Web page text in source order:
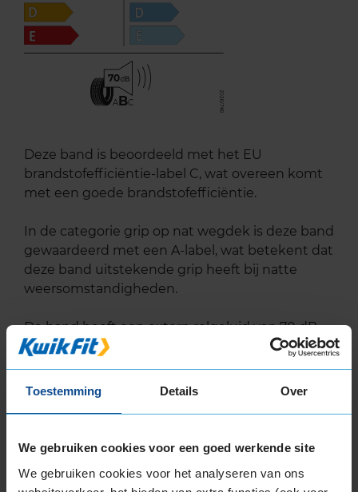
Toestemming Details Over
We gebruiken cookies voor een goed werkende site
We gebruiken cookies voor het analyseren van ons
70
ABC
Deze band is beoordeeld met het EU
brandstofefficiëntie-label C, wat overeen komt
met een goede brandstofefficiëntie.
In de categorie grip op nat wegdek is deze band
gewaardeerd met een A-label, wat betekent dat
deze band uitstekende grip heeft bij natte
weersomstandigheden.
De band heeft een extern rolgeluid van 70 dB
met B-notering, wat betekent dat deze band